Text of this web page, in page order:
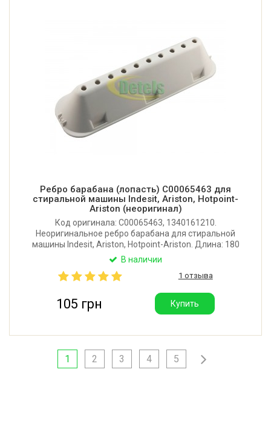
Ребро барабана (лопасть) C00065463 для
стиральной машины Indesit, Ariston, Hotpoint-
Ariston (неоригинал)
Код оригинала: C00065463, 1340161210.
Неоригинальное ребро барабана для стиральной
машины Indesit, Ariston, Hotpoint-Ariston. Длина: 180
мм. Имеет 10 отверстий. Крепление: 6 защелок.
В наличии
1 отзыва
105 грн Купить
1 2 3 4 5